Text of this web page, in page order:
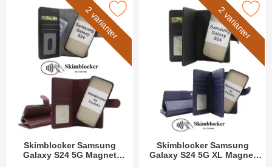
2 varianter
Skimblocker Samsung
Galaxy S24 5G Magnet
Samsung Galaxy S24 5G Magnet Lommebok Deksel som
2 varianter
Skimblocker Samsung
Galaxy S24 5G XL Magnet
Merk skimblocker Samsung Galaxy S24 5G XL